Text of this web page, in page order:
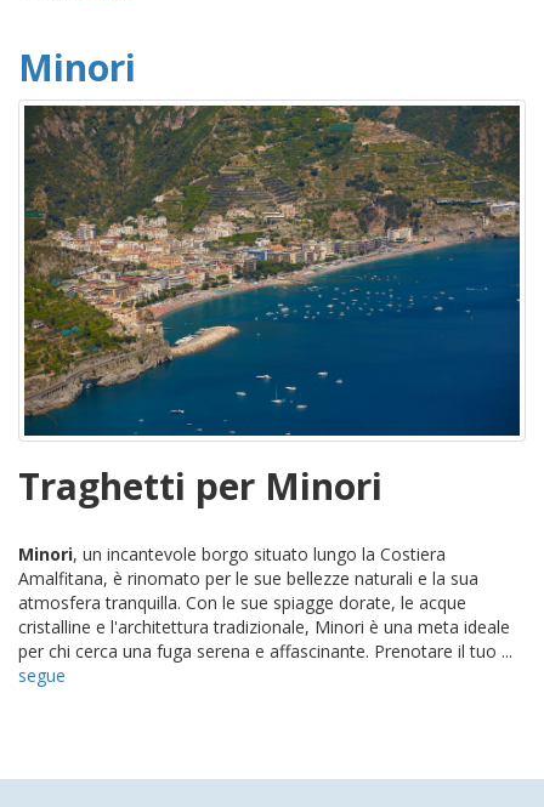
Minori
Traghetti per Minori
Minori, un incantevole borgo situato lungo la Costiera
Amalfitana, è rinomato per le sue bellezze naturali e la sua
atmosfera tranquilla. Con le sue spiagge dorate, le acque
cristalline e l'architettura tradizionale, Minori è una meta ideale
per chi cerca una fuga serena e affascinante. Prenotare il tuo ...
segue